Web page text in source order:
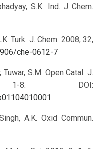
S.K. Ind. J Chem.
Turk. J. Chem. 2008, 32,
che-0612-7
Tuwar, S.M. Open Catal. J.
8. DOI:
A.K. Oxid Commun.